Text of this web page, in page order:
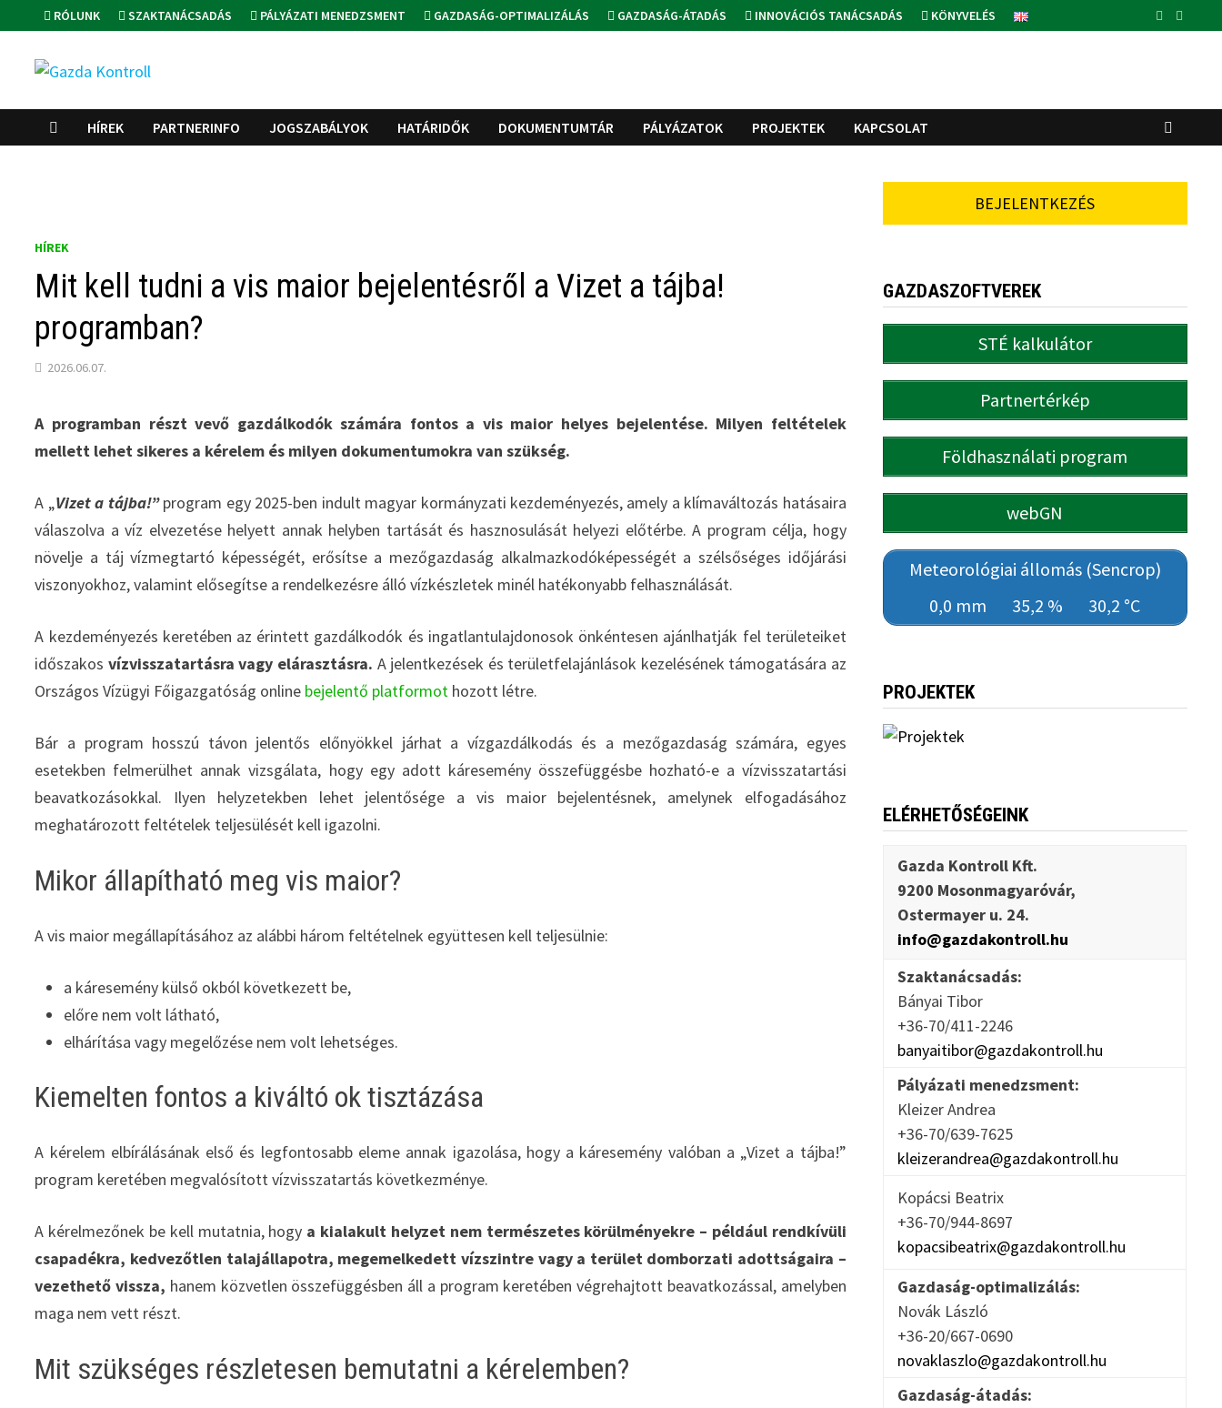
to
content
RÓLUNK SZAKTANÁCSADÁS PÁLYÁZATI MENEDZSMENT GAZDASÁG-OPTIMALIZÁLÁS GAZDASÁG-ÁTADÁS INNOVÁCIÓS TANÁCSADÁS KÖNYVELÉS
HÍREK PARTNERINFO JOGSZABÁLYOK HATÁRIDŐK DOKUMENTUMTÁR PÁLYÁZATOK PROJEKTEK KAPCSOLAT
HÍREK
Mit kell tudni a vis maior bejelentésről a Vizet a tájba!
programban?
2026.06.07.
A programban részt vevő gazdálkodók számára fontos a vis maior helyes bejelentése. Milyen feltételek
mellett lehet sikeres a kérelem és milyen dokumentumokra van szükség.
A „Vizet a tájba!”program egy 2025-ben indult magyar kormányzati kezdeményezés, amely a klímaváltozás hatásaira
válaszolva a víz elvezetése helyett annak helyben tartását és hasznosulását helyezi előtérbe. A program célja, hogy
növelje a táj vízmegtartó képességét, erősítse a mezőgazdaság alkalmazkodóképességét a szélsőséges időjárási
viszonyokhoz, valamint elősegítse a rendelkezésre álló vízkészletek minél hatékonyabb felhasználását.
A kezdeményezés keretében az érintett gazdálkodók és ingatlantulajdonosok önkéntesen ajánlhatják fel területeiket
időszakos vízvisszatartásra vagy elárasztásra. A jelentkezések és területfelajánlások kezelésének támogatására az
Országos Vízügyi Főigazgatóság online bejelentő platformot hozott létre.
Bár a program hosszú távon jelentős előnyökkel járhat a vízgazdálkodás és a mezőgazdaság számára, egyes
esetekben felmerülhet annak vizsgálata, hogy egy adott káresemény összefüggésbe hozható-e a vízvisszatartási
beavatkozásokkal. Ilyen helyzetekben lehet jelentősége a vis maior bejelentésnek, amelynek elfogadásához
meghatározott feltételek teljesülését kell igazolni.
Mikor állapítható meg vis maior?
A vis maior megállapításához az alábbi három feltételnek együttesen kell teljesülnie:
a káresemény külső okból következett be,
előre nem volt látható,
elhárítása vagy megelőzése nem volt lehetséges.
Kiemelten fontos a kiváltó ok tisztázása
A kérelem elbírálásának első és legfontosabb eleme annak igazolása, hogy a káresemény valóban a „Vizet a tájba!”
program keretében megvalósított vízvisszatartás következménye.
A kérelmezőnek be kell mutatnia, hogy a kialakult helyzet nem természetes körülményekre – például rendkívüli
csapadékra, kedvezőtlen talajállapotra, megemelkedett vízszintre vagy a terület domborzati adottságaira –
vezethető vissza, hanem közvetlen összefüggésben áll a program keretében végrehajtott beavatkozással, amelyben
maga nem vett részt.
Mit szükséges részletesen bemutatni a kérelemben?
BEJELENTKEZÉS
GAZDASZOFTVEREK
STÉ kalkulátor
Partnertérkép
Földhasználati program
webGN
Meteorológiai állomás (Sencrop)
0,0 mm
35,2 % 30,2 °C
PROJEKTEK
ELÉRHETŐSÉGEINK
Gazda Kontroll Kft.
9200 Mosonmagyaróvár,
Ostermayer u. 24.
info@gazdakontroll.hu
Szaktanácsadás:
Bányai Tibor
+36-70/411-2246
banyaitibor@gazdakontroll.hu
Pályázati menedzsment:
Kleizer Andrea
+36-70/639-7625
kleizerandrea@gazdakontroll.hu
Kopácsi Beatrix
+36-70/944-8697
kopacsibeatrix@gazdakontroll.hu
Gazdaság-optimalizálás:
Novák László
+36-20/667-0690
novaklaszlo@gazdakontroll.hu
Gazdaság-átadás: